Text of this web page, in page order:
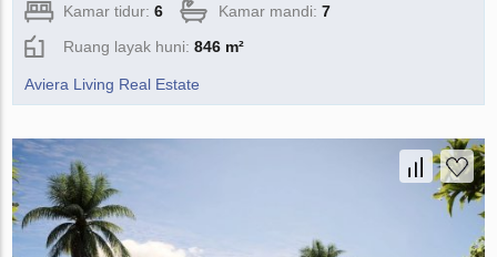
Kamar tidur:6 Kamar mandi:7
Ruang layak huni:846 m²
Aviera Living Real Estate